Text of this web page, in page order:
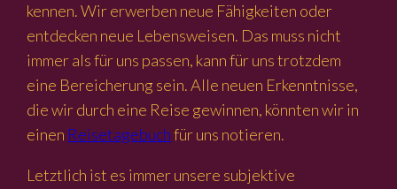
kennen. Wir erwerben neue Fähigkeiten oder
entdecken neue Lebensweisen. Das muss nicht
immer als für uns passen, kann für uns trotzdem
eine Bereicherung sein. Alle neuen Erkenntnisse,
die wir durch eine Reise gewinnen, könnten wir in
einen Reisetagebuchfür uns notieren.
Letztlich ist es immer unsere subjektive